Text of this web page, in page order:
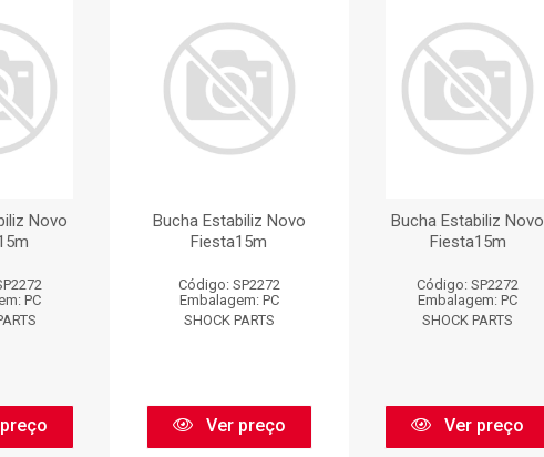
Novo
PC
Bucha Estabiliz Novo
Fiesta15m
Código: SP2272
Embalagem: PC
SHOCK PARTS
Ver preço
Bucha Estabiliz Novo
Fiesta15m
Código: SP2272
Embalagem: PC
SHOCK PARTS
Ver preço